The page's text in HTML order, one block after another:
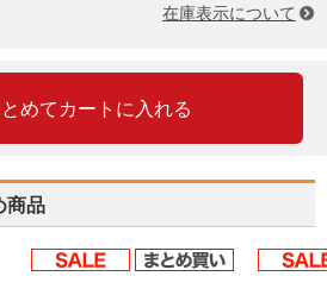
在庫表示について
とめてカートに入れる
商品